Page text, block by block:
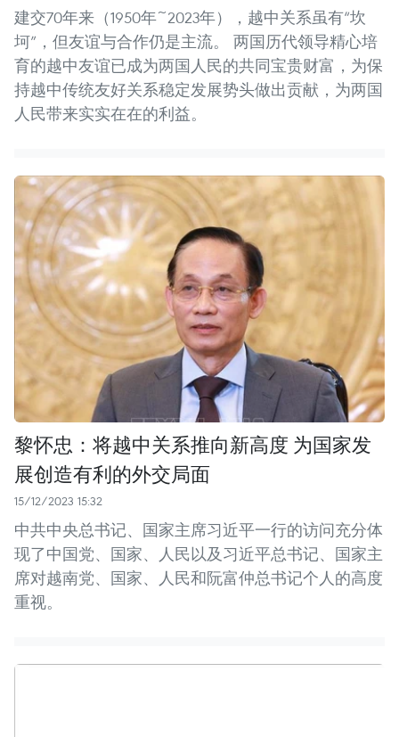
建交70年来（1950年~2023年），越中关系虽有“坎
坷”，但友谊与合作仍是主流。 两国历代领导精心培
育的越中友谊已成为两国人民的共同宝贵财富，为保
持越中传统友好关系稳定发展势头做出贡献，为两国
人民带来实实在在的利益。
黎怀忠：将越中关系推向新高度 为国家发
展创造有利的外交局面
15/12/2023 15:32
中共中央总书记、国家主席习近平一行的访问充分体
现了中国党、国家、人民以及习近平总书记、国家主
席对越南党、国家、人民和阮富仲总书记个人的高度
重视。